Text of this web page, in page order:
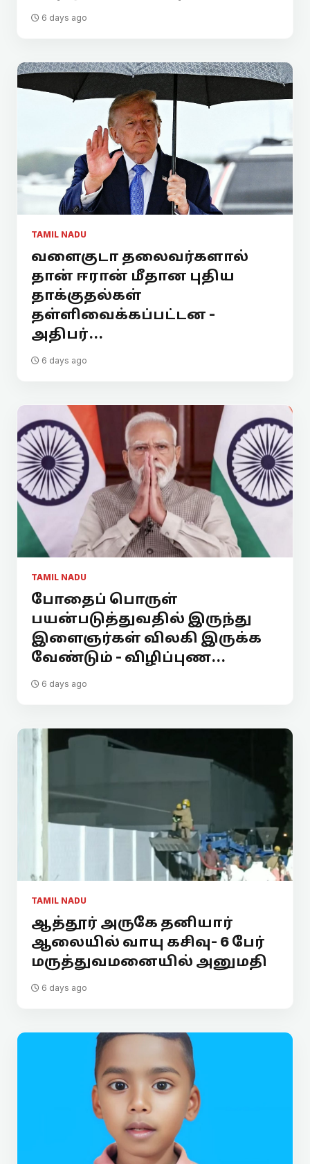
6 days ago
TAMIL NADU
வளைகுடா தலைவர்களால்
தான் ஈரான் மீதான புதிய
தாக்குதல்கள்
தள்ளிவைக்கப்பட்டன -
அதிபர்...
6 days ago
TAMIL NADU
போதைப் பொருள்
பயன்படுத்துவதில் இருந்து
இளைஞர்கள் விலகி இருக்க
வேண்டும் - விழிப்புண...
6 days ago
TAMIL NADU
ஆத்தூர் அருகே தனியார்
ஆலையில் வாயு கசிவு- 6 பேர்
மருத்துவமனையில் அனுமதி
6 days ago